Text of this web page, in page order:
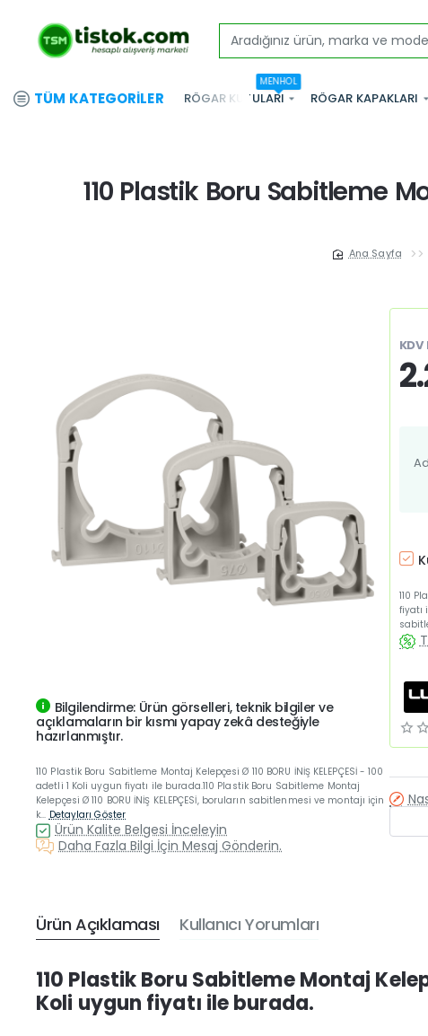
Aradığınız
ve
TÜM KATEGORILER RÖGAR KUTULARI
MENHOL
RÖGAR KAPAKLARI
110 Plastik Boru Sabitleme
Yeni Ürün
Bilgilendirme: Ürün görselleri, teknik bilgiler ve
açıklamaların bir kısmı yapay zekâ desteğiyle
hazırlanmıştır.
110 Plastik Boru Sabitleme Montaj Kelepçesi Ø 110 BORU İNİŞ KELEPÇESİ - 100
adetli 1 Koli uygun fiyatı ile burada.110 Plastik Boru Sabitleme Montaj
Kelepçesi Ø 110 BORU İNİŞ KELEPÇESİ, boruların sabitlenmesi ve montajı için
k... Detayları Göster
Ürün Kalite Belgesi İnceleyin
Daha Fazla Bilgi İçin Mesaj Gönderin.
110
fiyatı
Ürün Açıklaması Kullanıcı Yorumları
110 Plastik Boru Sabitleme Montaj
Koli uygun fiyatı ile burada.